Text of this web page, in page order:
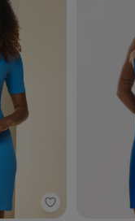
Doce Trama